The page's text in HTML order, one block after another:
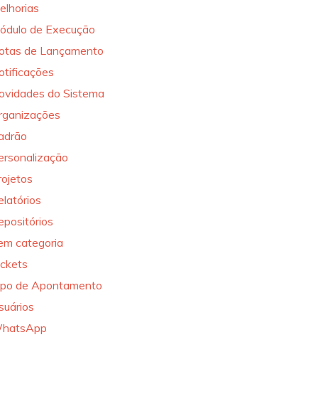
de Execução
de Lançamento
do Sistema
categoria
de Apontamento